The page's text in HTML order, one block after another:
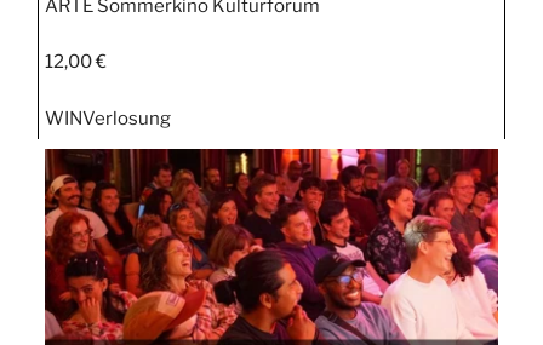
ARTE Sommerkino Kulturforum
12,00 €
WINVerlosung